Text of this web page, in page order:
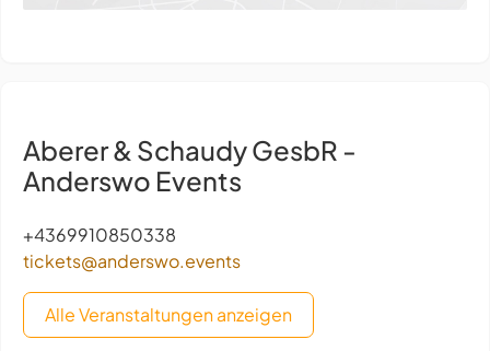
Aberer & Schaudy GesbR -
Anderswo Events
+4369910850338
tickets@anderswo.events
Alle Veranstaltungen anzeigen